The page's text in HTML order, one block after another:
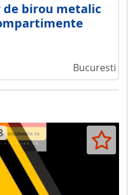
de birou metalic
Bucuresti